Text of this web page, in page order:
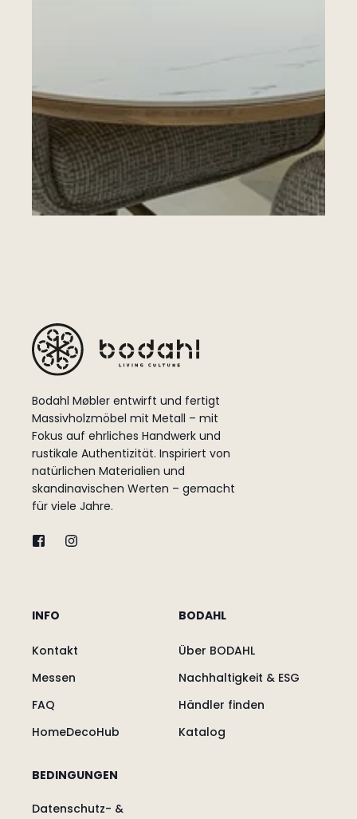
Bodahl Møbler entwirft und fertigt
Massivholzmöbel mit Metall – mit
Fokus auf ehrliches Handwerk und
rustikale Authentizität. Inspiriert von
natürlichen Materialien und
skandinavischen Werten – gemacht
für viele Jahre.
INFO
Kontakt
Messen
FAQ
HomeDecoHub
BODAHL
Über BODAHL
Nachhaltigkeit & ESG
Händler finden
Katalog
BEDINGUNGEN
Datenschutz- &